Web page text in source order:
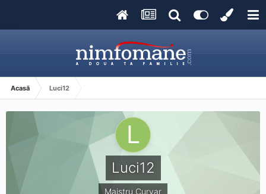
Acasă Luci12
Luci12
Maistru Curvar